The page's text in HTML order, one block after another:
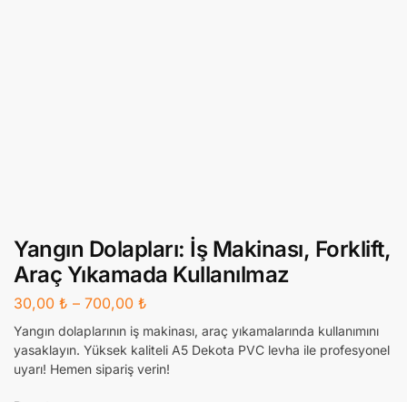
Yangın Dolapları: İş Makinası, Forklift,
Araç Yıkamada Kullanılmaz
30,00 ₺ – 700,00 ₺
Yangın dolaplarının iş makinası, araç yıkamalarında kullanımını
yasaklayın. Yüksek kaliteli A5 Dekota PVC levha ile profesyonel
uyarı! Hemen sipariş verin!